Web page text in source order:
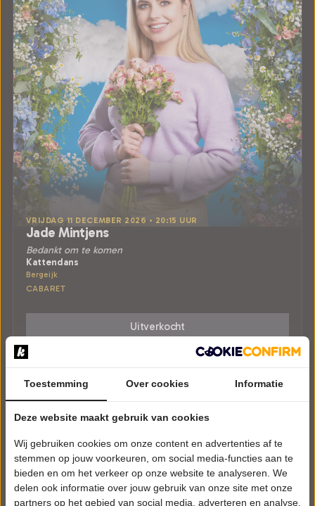
VRIJDAG 11 DECEMBER 2026 • 20:15 UUR
Jade Mintjens
Bedankt om te komen
Kattendans
Bergeijk
CABARET
Uitverkocht
Toestemming Over cookies Informatie
Deze website maakt gebruik van cookies
Wij gebruiken cookies om onze content en advertenties af te
stemmen op jouw voorkeuren, om social media-functies aan te
bieden en om het verkeer op onze website te analyseren. We
delen ook informatie over jouw gebruik van onze site met onze
partners op het gebied van social media, adverteren en analyse.